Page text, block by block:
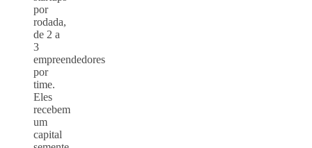
por
rodada,
de 2 a
3
empreendedores
por
time.
Eles
recebem
um
capital